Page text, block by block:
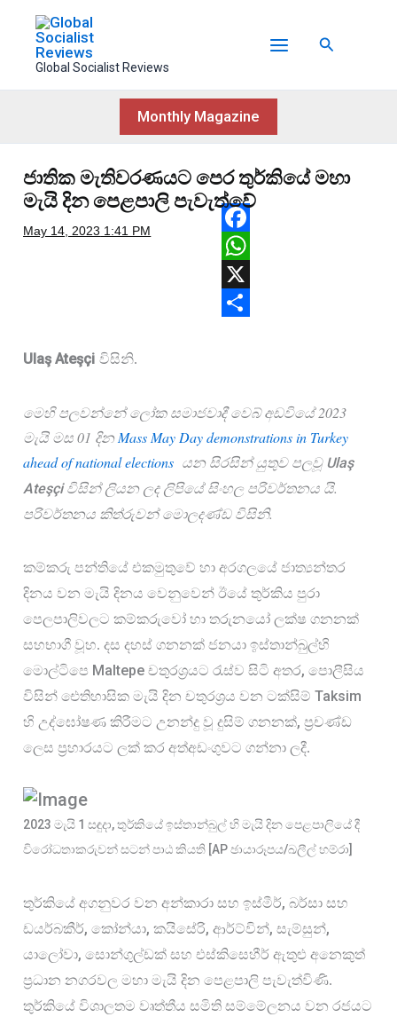
contentGlobal Socialist Reviews
Search
Monthly Magazine
ජාතික මැතිවරණයට පෙර තුර්කියේ මහා
මැයි දින පෙළපාලි පැවැත්වේ
May 14, 2023 1:41 PM
F
a
c
o
k
W
h
A
p
p
X
r
e
Ulaş Ateşçi විසිනි.
මෙහි පලවන්නේ ලෝක සමාජවාදී වෙබ් අඩවියේ 2023
මැයි මස 01 දින Mass May Day demonstrations in Turkey
ahead of national elections යන සිරසින් යුතුව පලවූ Ulaş
Ateşçi විසින් ලියන ලද ලිපියේ සිංහල පරිවර්තනය යි.
පරිවර්තනය කිත්රුවන් මොලදණ්ඩ විසිනි.
කම්කරු පන්තියේ එකමුතුවේ හා අරගලයේ ජාත්‍යන්තර
දිනය වන මැයි දිනය වෙනුවෙන් ඊයේ තුර්කිය පුරා
පෙලපාලිවලට කම්කරුවෝ හා තරුනයෝ ලක්ෂ ගනනක්
සහභාගී වූහ. දස දහස් ගනනක් ජනයා ඉස්තාන්බුල්හි
මොල්ටිපෙ Maltepe චතුරශ්‍රයට රැස්ව සිටි අතර, පොලීසිය
විසින් ඓතිහාසික මැයි දින චතුරශ්‍රය වන ටක්සිම්
හි උද්ඝෝෂණ කිරීමට උනන්දු වූ දුසිම් ගනනක්, ප්‍රචණ්ඩ
ලෙස ප්‍රහාරයට ලක් කර අත්අඩංගුවට ගන්නා ලදී.
2023 මැයි 1 සඳුදා, තුර්කියේ ඉස්තාන්බුල් හි මැයි දින පෙළපාලියේ දී
විරෝධතාකරුවන් සටන් පාඨ කියති [AP ඡායාරූපය/ඛලීල් හම්රා]
තුර්කියේ අගනුවර වන අන්කාරා සහ ඉස්මීර්, බර්සා සහ
ඩයර්බකීර්, කෝන්යා, කයිසේරි, ආර්ට්වින්, සැම්සුන්
යාලෝවා, සොන්ගුල්ඩක් සහ එස්කිසෙහීර් ඇතුළු අනෙකුත්
ප්‍රධාන නගරවල මහා මැයි දින පෙළපාලි පැවැත්විණි.
තුර්කියේ විශාලතම වෘත්තීය සමිති සම්මේලනය වන රජයට